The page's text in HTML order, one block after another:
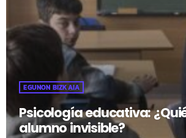
EGUNON BIZKAIA
Psicología educativa:
alumno invisible?